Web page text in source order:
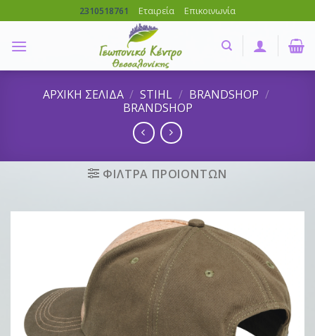
to
content
2310518761 Εταιρεία Επικοινωνία
ΑΡΧΙΚΗ ΣΕΛΙΔΑ / STIHL / BRANDSHOP /
BRANDSHOP
ΦΙΛΤΡΑ ΠΡΟΙΟΝΤΩΝ